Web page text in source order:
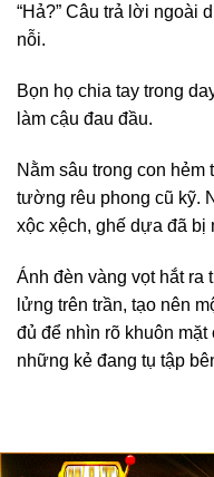
“Hả?” Câu trả lời ngoài
nỗi.
Bọn họ chia tay trong
làm cậu đau đầu.
Nằm sâu trong con
tường rêu phong cũ kỹ.
xộc xệch, ghế dựa đã bị
Ánh đèn vàng vọt hắt
lửng trên trần, tạo nên
đủ để nhìn rõ khuôn
những kẻ đang tụ tập